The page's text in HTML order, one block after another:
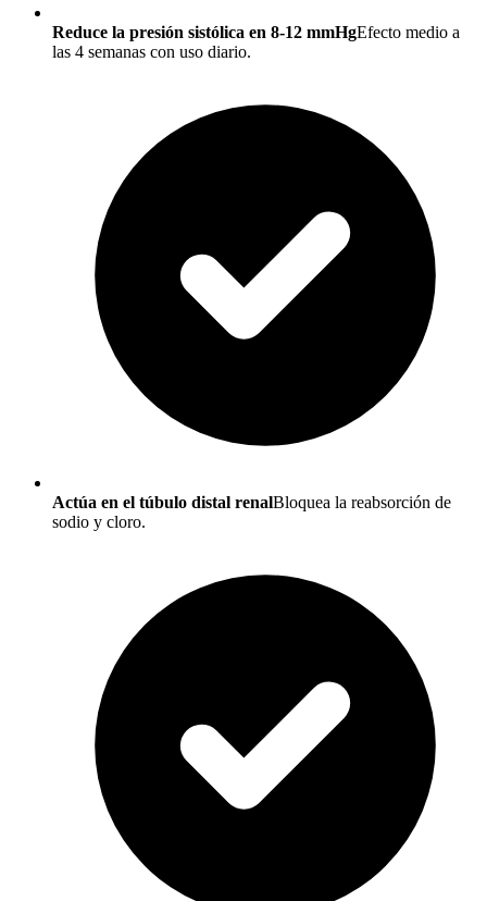
Reduce la presión sistólica en 8-12 mmHgEfecto medio a
las 4 semanas con uso diario.
Actúa en el túbulo distal renalBloquea la reabsorción de
sodio y cloro.